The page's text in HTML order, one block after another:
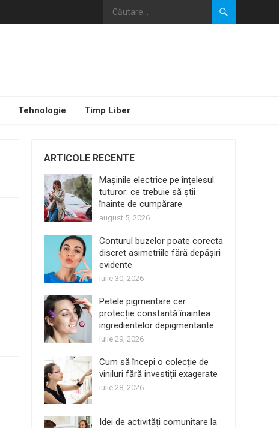
Tehnologie Timp Liber
ARTICOLE RECENTE
Mașinile electrice pe înțelesul
tuturor: ce trebuie să știi
înainte de cumpărare
august 5, 2026
Conturul buzelor poate corecta
discret asimetriile fără depășiri
evidente
iulie 30, 2026
Petele pigmentare cer
protecție constantă înaintea
ingredientelor depigmentante
iulie 29, 2026
Cum să începi o colecție de
viniluri fără investiții exagerate
iulie 28, 2026
Idei de activități comunitare la